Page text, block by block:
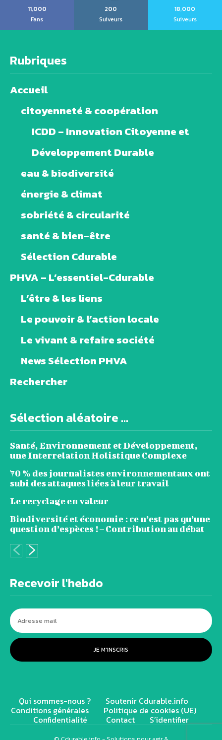
11,000
Fans
200
Suiveurs
18,000
Suiveurs
Rubriques
Accueil
citoyenneté & coopération
ICDD – Innovation Citoyenne et
Développement Durable
eau & biodiversité
énergie & climat
sobriété & circularité
santé & bien-être
Sélection Cdurable
PHVA – L’essentiel-Cdurable
L’être & les liens
Le pouvoir & l’action locale
Le vivant & refaire société
News Sélection PHVA
Rechercher
Sélection aléatoire ...
Santé, Environnement et Développement,
une Interrelation Holistique Complexe
70 % des journalistes environnementaux ont
subi des attaques liées à leur travail
Le recyclage en valeur
Biodiversité et économie : ce n’est pas qu’une
question d’espèces ! – Contribution au débat
Recevoir l'hebdo
JE M'INSCRIS
Qui sommes-nous ? Soutenir Cdurable.info
Conditions générales Politique de cookies (UE)
Confidentialité Contact S’identifier